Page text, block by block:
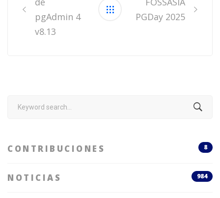
pgAdmin 4
v8.13
PGDay 2025
Search
CONTRIBUCIONES 8
NOTICIAS 984